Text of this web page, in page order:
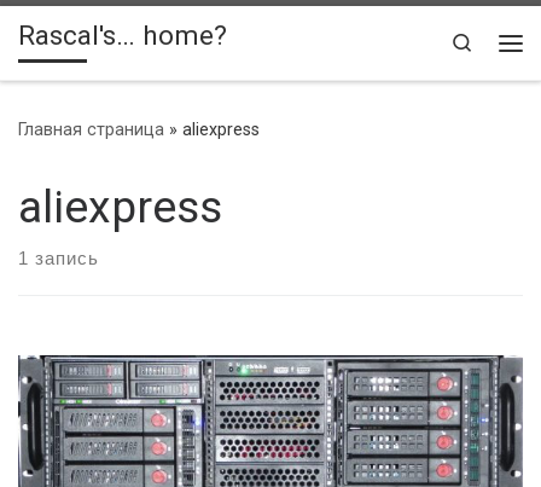
Skip to content
Rascal's… home?
Search
Главная страница » aliexpress
aliexpress
1 запись